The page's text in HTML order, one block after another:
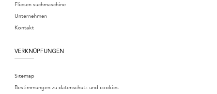
Fliesen suchmaschine
Unternehmen
Kontakt
VERKNÜPFUNGEN
Sitemap
Bestimmungen zu datenschutz und cookies